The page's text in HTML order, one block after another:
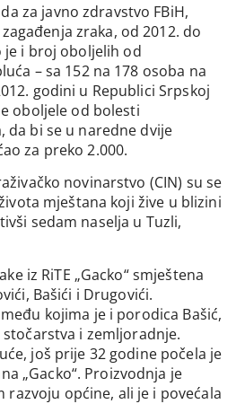
za javno zdravstvo FBiH,
zraka, od 2012. do
je i broj oboljelih od
– sa 152 na 178 osoba na
godini u Republici Srpskoj
oboljele od bolesti
bi se u naredne dvije
za preko 2.000.
novinarstvo (CIN) su se
mještana koji žive u blizini
sedam naselja u Tuzli,
iz RiTE „Gacko“ smještena
Bašići i Drugovići.
kojima je i porodica Bašić,
i zemljoradnje.
još prije 32 godine počela je
„Gacko“. Proizvodnja je
razvoju općine, ali je i povećala